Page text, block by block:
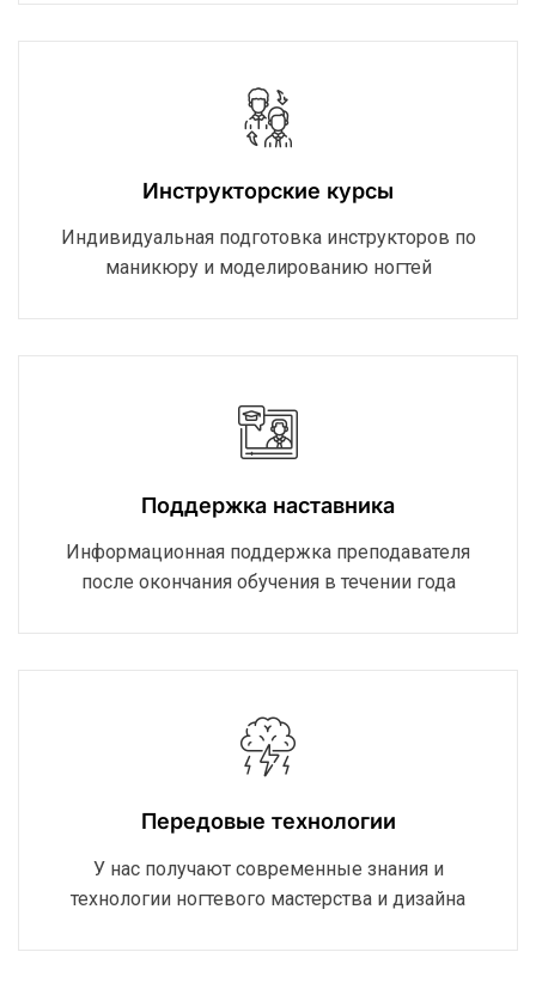
Инструкторские курсы
Индивидуальная подготовка инструкторов по
маникюру и моделированию ногтей
Поддержка наставника
Информационная поддержка преподавателя
после окончания обучения в течении года
Передовые технологии
У нас получают современные знания и
технологии ногтевого мастерства и дизайна